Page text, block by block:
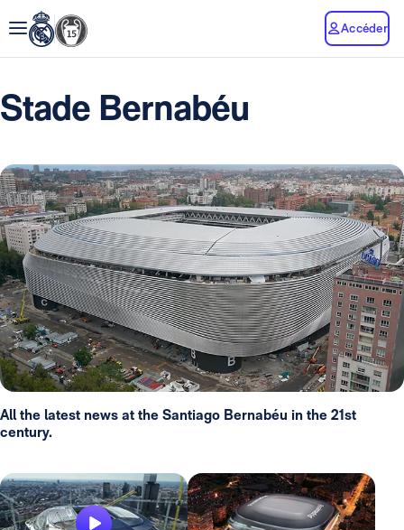
Accéder
Stade Bernabéu
All the latest news at the Santiago Bernabéu in the 21st
century.